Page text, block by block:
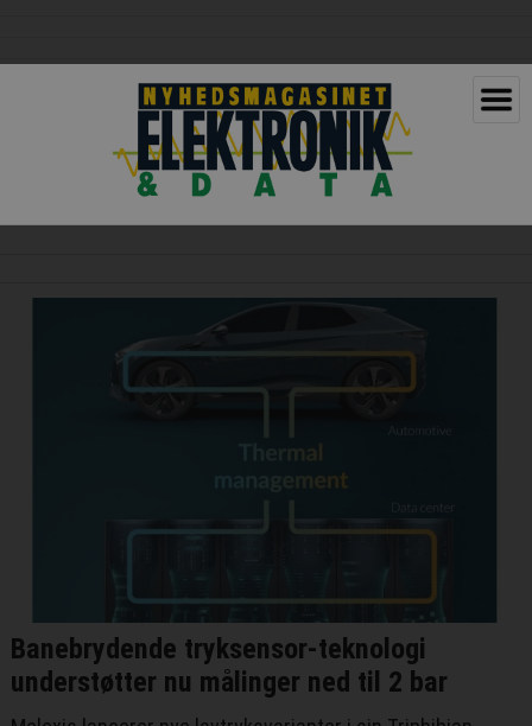
Banebrydende tryksensor-teknologi
understøtter nu målinger ned til 2 bar